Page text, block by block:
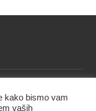
koristiti, delimično
kako bismo vam
vaših